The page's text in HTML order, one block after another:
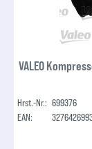
VALEO
Hrst.-Nr.: 699376
EAN: